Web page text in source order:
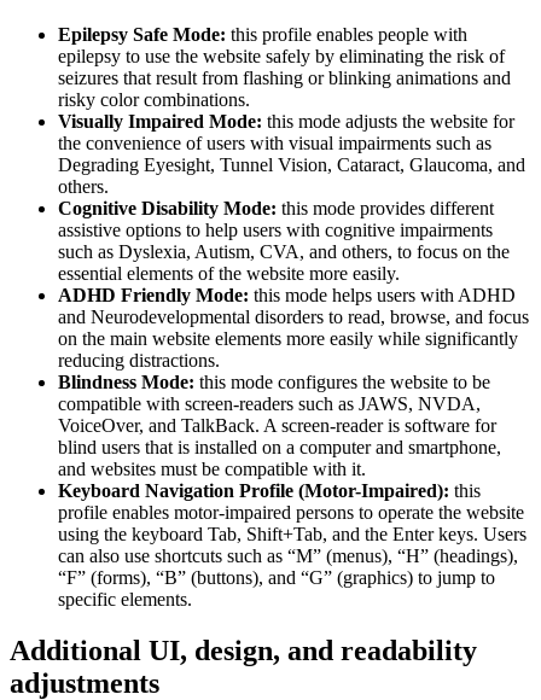
Epilepsy Safe Mode: this profile enables people with
epilepsy to use the website safely by eliminating the risk of
seizures that result from flashing or blinking animations and
risky color combinations.
Visually Impaired Mode: this mode adjusts the website for
the convenience of users with visual impairments such as
Degrading Eyesight, Tunnel Vision, Cataract, Glaucoma, and
others.
Cognitive Disability Mode: this mode provides different
assistive options to help users with cognitive impairments
such as Dyslexia, Autism, CVA, and others, to focus on the
essential elements of the website more easily.
ADHD Friendly Mode: this mode helps users with ADHD
and Neurodevelopmental disorders to read, browse, and focus
on the main website elements more easily while significantly
reducing distractions.
Blindness Mode: this mode configures the website to be
compatible with screen-readers such as JAWS, NVDA,
VoiceOver, and TalkBack. A screen-reader is software for
blind users that is installed on a computer and smartphone,
and websites must be compatible with it.
Keyboard Navigation Profile (Motor-Impaired): this
profile enables motor-impaired persons to operate the website
using the keyboard Tab, Shift+Tab, and the Enter keys. Users
can also use shortcuts such as “M” (menus), “H” (headings),
“F” (forms), “B” (buttons), and “G” (graphics) to jump to
specific elements.
Additional UI, design, and readability
adjustments